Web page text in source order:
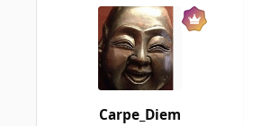
Carpe_Diem